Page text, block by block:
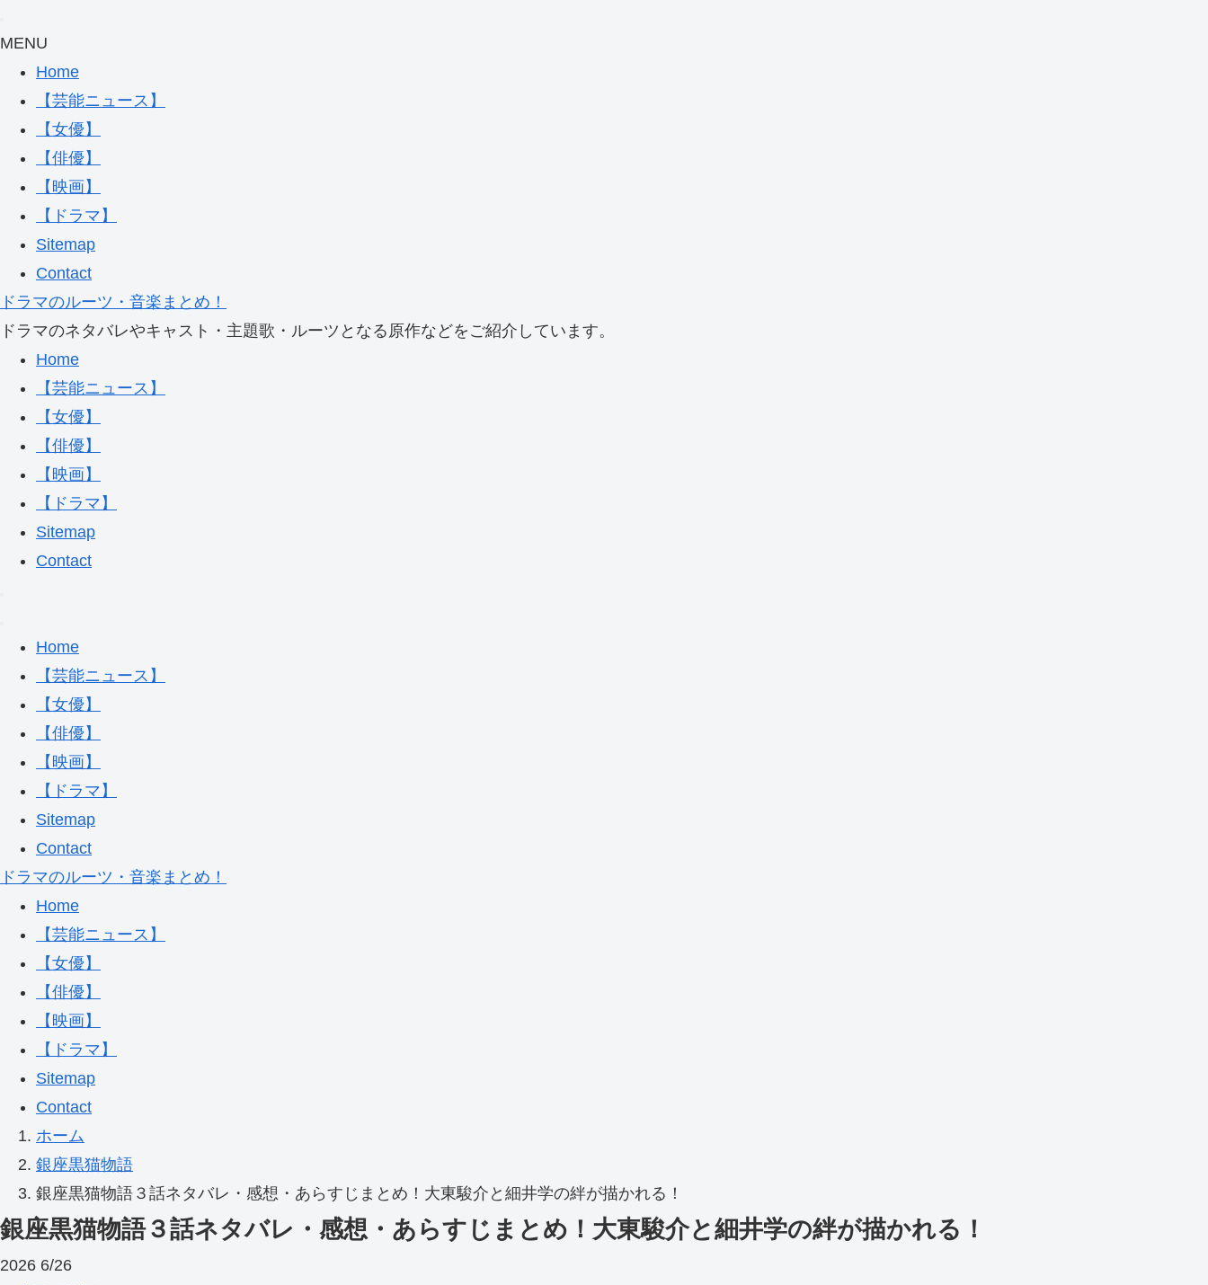
MENU
Home
【芸能ニュース】
【女優】
【俳優】
【映画】
【ドラマ】
Sitemap
Contact
ドラマのルーツ・音楽まとめ！
ドラマのネタバレやキャスト・主題歌・ルーツとなる原作などをご紹介しています。
Home
【芸能ニュース】
【女優】
【俳優】
【映画】
【ドラマ】
Sitemap
Contact
Home
【芸能ニュース】
【女優】
【俳優】
【映画】
【ドラマ】
Sitemap
Contact
ドラマのルーツ・音楽まとめ！
Home
【芸能ニュース】
【女優】
【俳優】
【映画】
【ドラマ】
Sitemap
Contact
ホーム
銀座黒猫物語
銀座黒猫物語３話ネタバレ・感想・あらすじまとめ！大東駿介と細井学の絆が描かれる！
銀座黒猫物語３話ネタバレ・感想・あらすじまとめ！大東駿介と細井学の絆が描かれる！
2026 6/26